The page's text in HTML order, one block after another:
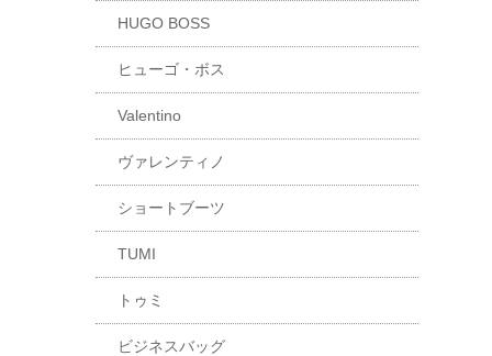
HUGO BOSS
ヒューゴ・ボス
Valentino
ヴァレンティノ
ショートブーツ
TUMI
トゥミ
ビジネスバッグ